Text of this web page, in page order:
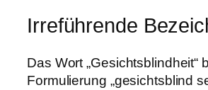
Irreführende
Das Wort „Gesichtsblindheit“
Formulierung „gesichtsblind